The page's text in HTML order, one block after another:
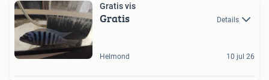
Gratis vis
Gratis Details
Helmond 10 jul 26